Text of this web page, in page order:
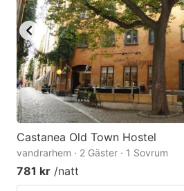
to
get
the
keyboard
shortcuts
for
changing
dates.
Castanea Old Town Hostel
vandrarhem · 2 Gäster · 1 Sovrum
781 kr /natt